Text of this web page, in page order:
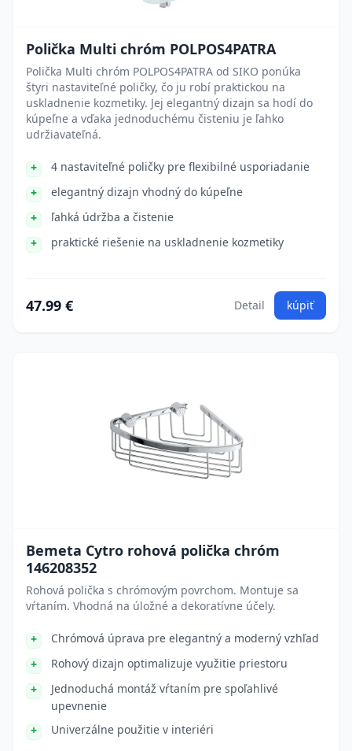
Polička Multi chróm POLPOS4PATRA
Polička Multi chróm POLPOS4PATRA od SIKO ponúka
štyri nastaviteľné poličky, čo ju robí praktickou na
uskladnenie kozmetiky. Jej elegantný dizajn sa hodí do
kúpeľne a vďaka jednoduchému čisteniu je ľahko
udržiavateľná.
4 nastaviteľné poličky pre flexibilné usporiadanie
elegantný dizajn vhodný do kúpeľne
ľahká údržba a čistenie
praktické riešenie na uskladnenie kozmetiky
47.99 € Detail kúpiť
Bemeta Cytro rohová polička chróm
146208352
Rohová polička s chrómovým povrchom. Montuje sa
vŕtaním. Vhodná na úložné a dekoratívne účely.
Chrómová úprava pre elegantný a moderný vzhľad
Rohový dizajn optimalizuje využitie priestoru
Jednoduchá montáž vŕtaním pre spoľahlivé
upevnenie
Univerzálne použitie v interiéri